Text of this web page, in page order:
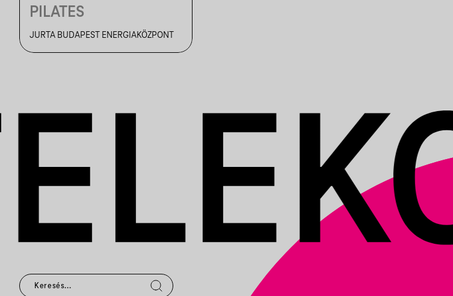
PILATES
JURTA BUDAPEST ENERGIAKÖZPONT